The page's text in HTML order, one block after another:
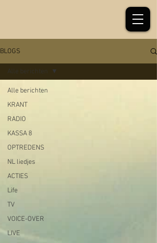
BLOGS
Alle berichten
KRANT
RADIO
KASSA 8
OPTREDENS
NL liedjes
ACTIES
Life
TV
VOICE-OVER
LIVE
Alle berichten